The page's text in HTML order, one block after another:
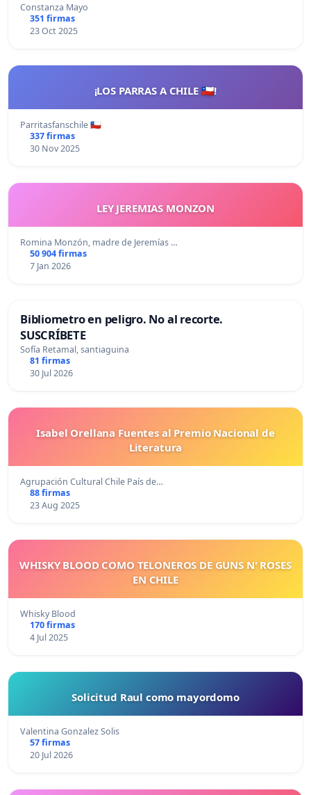
Constanza Mayo
351 firmas
23 Oct 2025
¡LOS PARRAS A CHILE 🇨🇱!
Parritasfanschile 🇨🇱
337 firmas
30 Nov 2025
LEY JEREMIAS MONZON
Romina Monzón, madre de Jeremías …
50 904 firmas
7 Jan 2026
Bibliometro en peligro. No al recorte.
SUSCRÍBETE
Sofía Retamal, santiaguina
81 firmas
30 Jul 2026
Isabel Orellana Fuentes al Premio Nacional de
Literatura
Agrupación Cultural Chile País de…
88 firmas
23 Aug 2025
WHISKY BLOOD COMO TELONEROS DE GUNS N' ROSES
EN CHILE
Whisky Blood
170 firmas
4 Jul 2025
Solicitud Raul como mayordomo
Valentina Gonzalez Solis
57 firmas
20 Jul 2026